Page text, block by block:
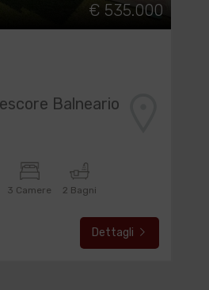
€ 535.000
Balneario
3 Camere 2 Bagni
Dettagli